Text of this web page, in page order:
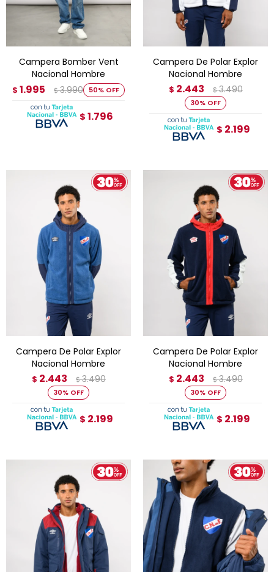
Campera Bomber Vent
Nacional Hombre
$ 1.995 $ 3.990 50
$ 1.796
Campera De Polar Explor
Nacional Hombre
$ 2.443 $ 3.490
30
$ 2.199
Campera De Polar Explor
Nacional Hombre
$ 2.443 $ 3.490
30
$ 2.199
Campera De Polar Explor
Nacional Hombre
$ 2.443 $ 3.490
30
$ 2.199